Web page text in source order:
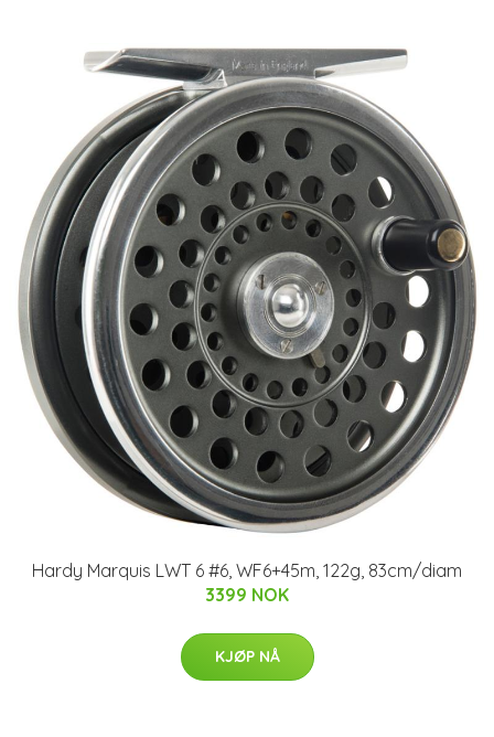
Hardy Marquis LWT 6 #6, WF6+45m, 122g, 83cm/diam
3399 NOK
KJØP NÅ